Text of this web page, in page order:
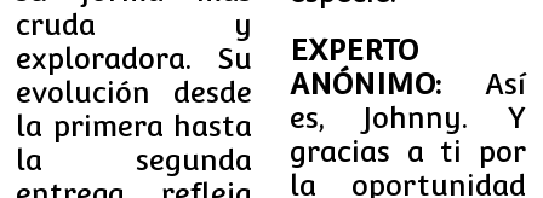
cruda y
exploradora. Su
evolución desde
la primera hasta
la segunda
EXPERTO
ANÓNIMO:Así
es, Johnny. Y
gracias a ti por
la oportunidad